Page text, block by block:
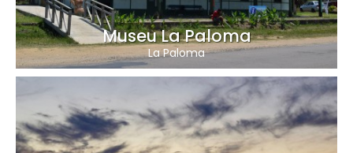
Museu La Paloma
La Paloma